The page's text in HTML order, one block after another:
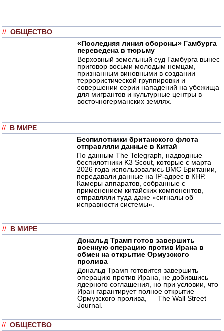
// ОБЩЕСТВО
«Последняя линия обороны» Гамбурга
переведена в тюрьму
Верховный земельный суд Гамбурга вынес
приговор восьми молодым немцам,
признанным виновными в создании
террористической группировки и
совершении серии нападений на убежища
для мигрантов и культурные центры в
восточногерманских землях.
// В МИРЕ
Беспилотники британского флота
отправляли данные в Китай
По данным The Telegraph, надводные
беспилотники K3 Scout, которые с марта
2026 года использовались ВМС Британии,
передавали данные на IP-адрес в КНР.
Камеры аппаратов, собранные с
применением китайских компонентов,
отправляли туда даже «сигналы об
исправности системы».
// В МИРЕ
Дональд Трамп готов завершить
военную операцию против Ирана в
обмен на открытие Ормузского
пролива
Дональд Трамп готовится завершить
операцию против Ирана, не добившись
ядерного соглашения, но при условии, что
Иран гарантирует полное открытие
Ормузского пролива, — The Wall Street
Journal.
// ОБЩЕСТВО